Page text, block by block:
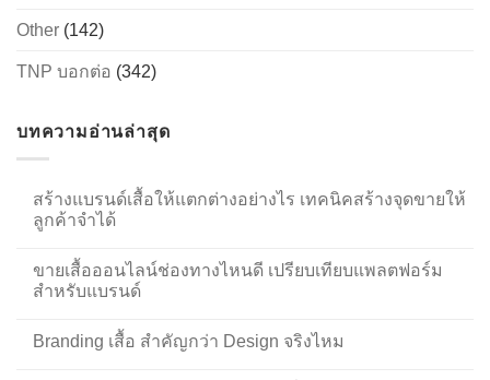
Other (142)
TNP บอกต่อ (342)
บทความอ่านล่าสุด
สร้างแบรนด์เสื้อให้แตกต่างอย่างไร เทคนิคสร้างจุดขายให้
ลูกค้าจำได้
ขายเสื้อออนไลน์ช่องทางไหนดี เปรียบเทียบแพลตฟอร์ม
สำหรับแบรนด์
Branding เสื้อ สำคัญกว่า Design จริงไหม